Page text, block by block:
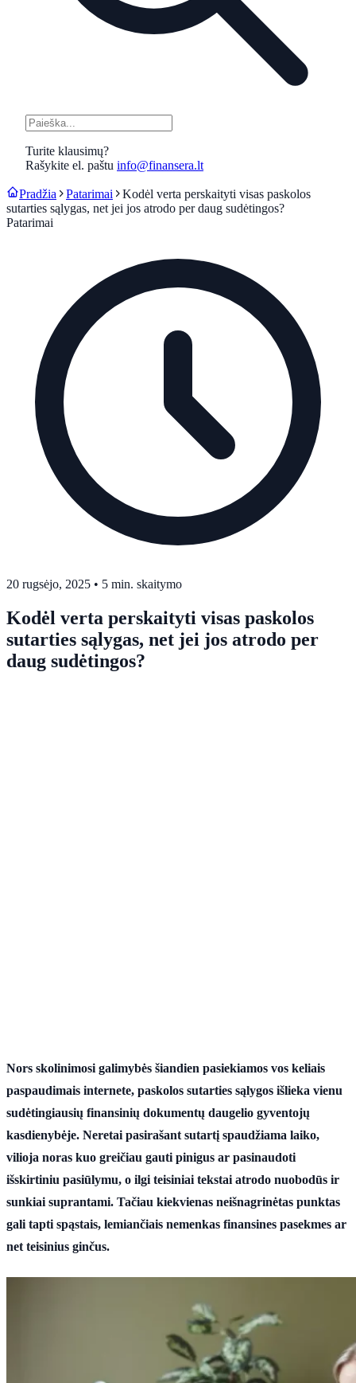
Turite klausimų?
Rašykite el. paštu info@finansera.lt
Pradžia Patarimai
Kodėl verta perskaityti visas paskolos
sutarties sąlygas, net jei jos atrodo per daug sudėtingos?
Patarimai
20 rugsėjo, 2025 • 5 min. skaitymo
Kodėl verta perskaityti visas paskolos
sutarties sąlygas, net jei jos atrodo per
daug sudėtingos?
Nors skolinimosi galimybės šiandien pasiekiamos vos keliais
paspaudimais internete, paskolos sutarties sąlygos išlieka vienu
sudėtingiausių finansinių dokumentų daugelio gyventojų
kasdienybėje. Neretai pasirašant sutartį spaudžiama laiko,
vilioja noras kuo greičiau gauti pinigus ar pasinaudoti
išskirtiniu pasiūlymu, o ilgi teisiniai tekstai atrodo nuobodūs ir
sunkiai suprantami. Tačiau kiekvienas neišnagrinėtas punktas
gali tapti spąstais, lemiančiais nemenkas finansines pasekmes ar
net teisinius ginčus.